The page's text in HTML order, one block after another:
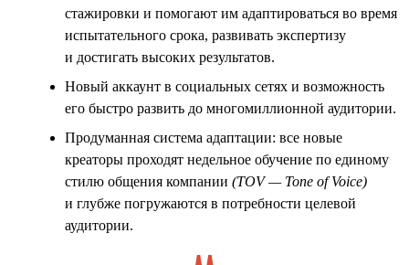
стажировки и помогают им адаптироваться во время
испытательного срока, развивать экспертизу
и достигать высоких результатов.
Новый аккаунт в социальных сетях и возможность
его быстро развить до многомиллионной аудитории.
Продуманная система адаптации: все новые
креаторы проходят недельное обучение по единому
стилю общения компании (TOV — Tone of Voice)
и глубже погружаются в потребности целевой
аудитории.